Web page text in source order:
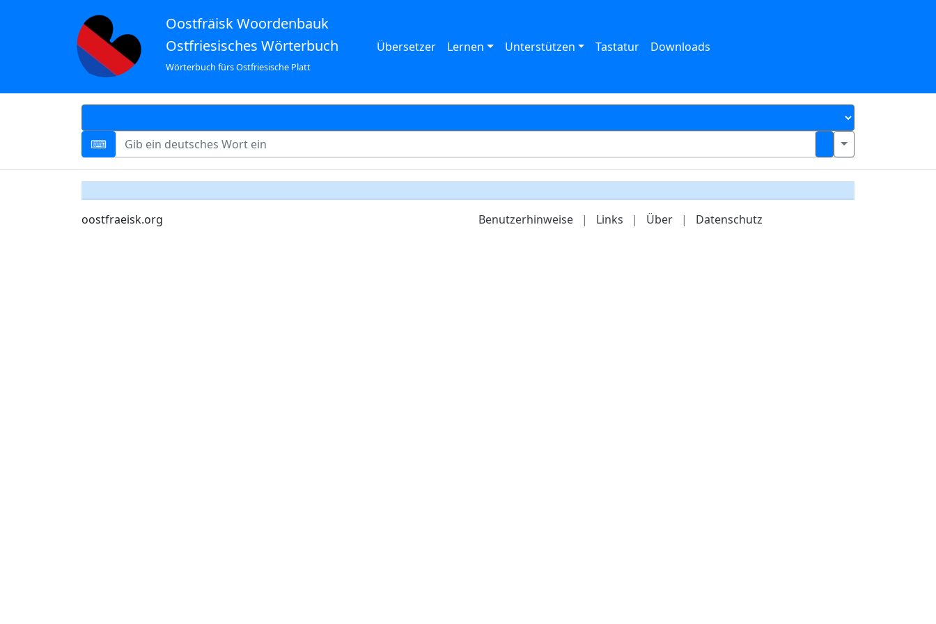
Oostfräisk Woordenbauk
Ostfriesisches Wörterbuch
Wörterbuch fürs Ostfriesische Platt
Übersetzer Lernen Unterstützen Tastatur Downloads
oostfraeisk.org Benutzerhinweise | Links | Über | Datenschutz